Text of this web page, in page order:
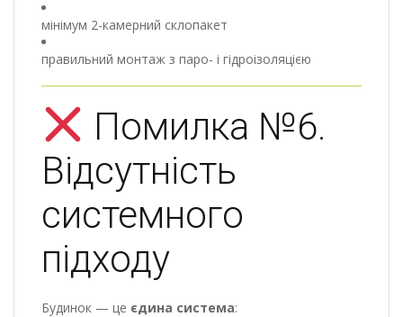
мінімум 2-камерний склопакет
правильний монтаж з паро- і гідроізоляцією
Помилка №6.
Відсутність
системного
підходу
Будинок — це єдина система: